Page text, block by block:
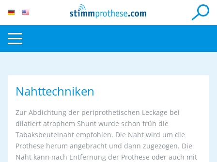
Nahttechniken
Zur Abdichtung der periprothetischen Leckage bei
dilatiert atrophem Shunt wurde schon früh die
Tabaksbeutelnaht empfohlen. Die Naht wird um die
Prothese herum angebracht und dann zugezogen. Die
Naht kann nach Entfernung der Prothese oder auch mit